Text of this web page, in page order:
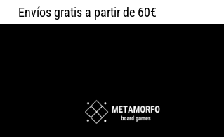
Envíos gratis a partir de 60€